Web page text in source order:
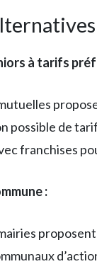
à tarifs
possible de
franchises
: